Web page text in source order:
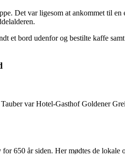
Det var ligesom at ankommet til
et bord udenfor og bestilte kaffe
var Hotel-Gasthof Goldener
650 år siden. Her mødtes de